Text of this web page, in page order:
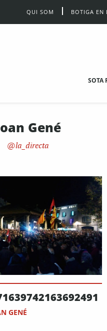
QUI SOM BOTIGA EN
SOTA
Gené
la_directa
GENÉ